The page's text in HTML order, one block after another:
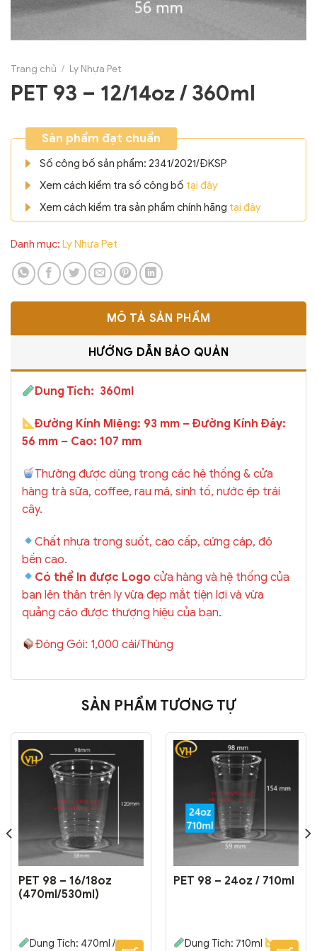
Trang chủ / Ly Nhựa Pet
PET 93 – 12/14oz / 360ml
Sản phẩm đạt chuẩn
Số công bố sản phẩm: 2341/2021/ĐKSP
Xem cách kiểm tra số công bố tại đây
Xem cách kiểm tra sản phẩm chính hãng tại đây
Danh mục: Ly Nhựa Pet
MÔ TẢ SẢN PHẨM
HƯỚNG DẪN BẢO QUẢN
Dung Tích: 360ml
Đường Kính Miệng: 93 mm – Đường Kính Đáy:
56 mm – Cao: 107 mm
Thường được dùng trong các hệ thống & cửa
hàng trà sữa, coffee, rau má, sinh tố, nước ép trái
cây.
Chất nhựa trong suốt, cao cấp, cứng cáp, độ
bền cao.
Có thể In được Logo cửa hàng và hệ thống của
bạn lên thân trên ly vừa đẹp mắt tiện lợi và vừa
quảng cáo được thượng hiệu của bạn.
Đóng Gói: 1,000 cái/Thùng
SẢN PHẨM TƯƠNG TỰ
PET 98 – 16/18oz
(470ml/530ml)
Dung Tích: 470ml /
PET 98 – 24oz / 710ml
Dung Tích: 710ml